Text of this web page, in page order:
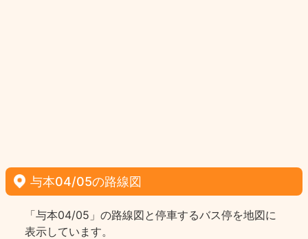
与本04/05の路線図
「与本04/05」の路線図と停車するバス停を地図に
表示しています。